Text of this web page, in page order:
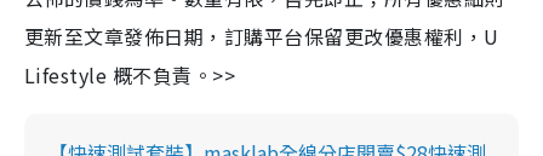
更新至文章發佈日期，訂購平台保留更改優惠權利，U
Lifestyle 概不負責。>>